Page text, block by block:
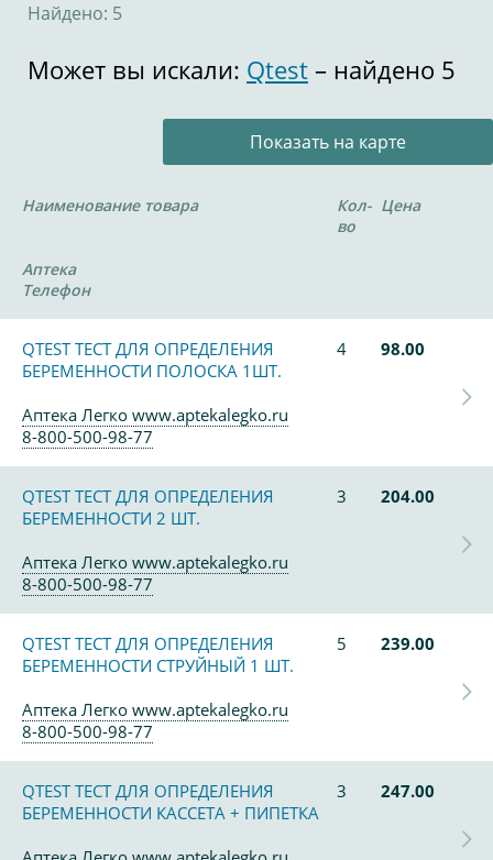
Найдено: 5
Может вы искали: Qtest – найдено 5
Показать на карте
Наименование товара
Кол-
во
Цена
Аптека
Телефон
QTEST ТЕСТ ДЛЯ ОПРЕДЕЛЕНИЯ
БЕРЕМЕННОСТИ ПОЛОСКА 1ШТ.
4 98.00
Аптека Легко www.aptekalegko.ru
8-800-500-98-77
QTEST ТЕСТ ДЛЯ ОПРЕДЕЛЕНИЯ
БЕРЕМЕННОСТИ 2 ШТ.
3 204.00
Аптека Легко www.aptekalegko.ru
8-800-500-98-77
QTEST ТЕСТ ДЛЯ ОПРЕДЕЛЕНИЯ
БЕРЕМЕННОСТИ СТРУЙНЫЙ 1 ШТ.
5 239.00
Аптека Легко www.aptekalegko.ru
8-800-500-98-77
QTEST ТЕСТ ДЛЯ ОПРЕДЕЛЕНИЯ
БЕРЕМЕННОСТИ КАССЕТА + ПИПЕТКА
3 247.00